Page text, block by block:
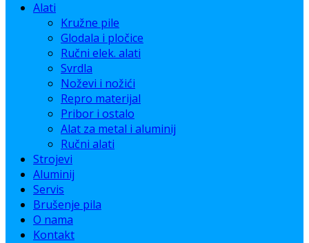
Alati
Kružne pile
Glodala i pločice
Ručni elek. alati
Svrdla
Noževi i nožići
Repro materijal
Pribor i ostalo
Alat za metal i aluminij
Ručni alati
Strojevi
Aluminij
Servis
Brušenje pila
O nama
Kontakt